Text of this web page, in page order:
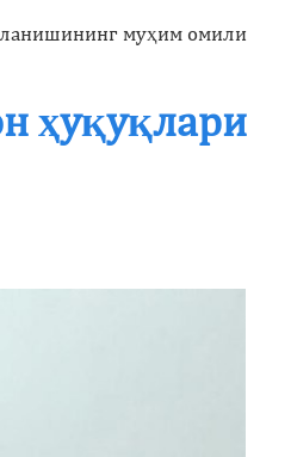
муҳим омили
ҳуқуқлари